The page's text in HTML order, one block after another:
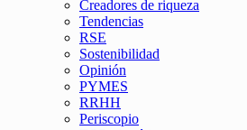
Creadores de riqueza
Tendencias
RSE
Sostenibilidad
Opinión
PYMES
RRHH
Periscopio